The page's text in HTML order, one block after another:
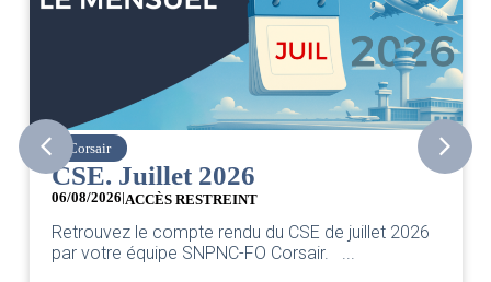
Corsair
CSE. Juillet 2026
06/08/2026|ACCÈS RESTREINT
Retrouvez le compte rendu du CSE de juillet 2026
par votre équipe SNPNC-FO Corsair. ...